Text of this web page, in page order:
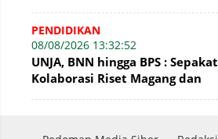
PENDIDIKAN
08/08/2026 13:32:52
UNJA, BNN hingga BPS : Sepakat
Kolaborasi Riset Magang dan